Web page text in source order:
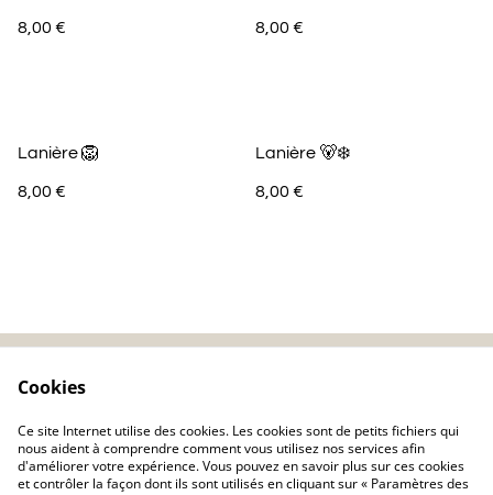
8,00 € 8,00 €
Lanière 🦁
8,00 €
Lanière 🐻‍❄️
8,00 €
confidentialité
Cookies
Ce site Internet utilise des cookies. Les cookies sont de petits fichiers qui
nous aident à comprendre comment vous utilisez nos services afin
d'améliorer votre expérience. Vous pouvez en savoir plus sur ces cookies
et contrôler la façon dont ils sont utilisés en cliquant sur « Paramètres des